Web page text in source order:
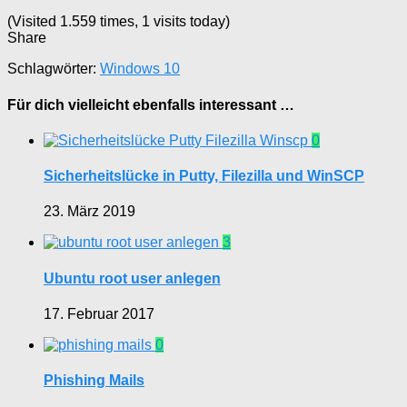
(Visited 1.559 times, 1 visits today)
Share
Schlagwörter: Windows 10
Für dich vielleicht ebenfalls interessant …
0
Sicherheitslücke in Putty, Filezilla und WinSCP
23. März 2019
3
Ubuntu root user anlegen
17. Februar 2017
0
Phishing Mails